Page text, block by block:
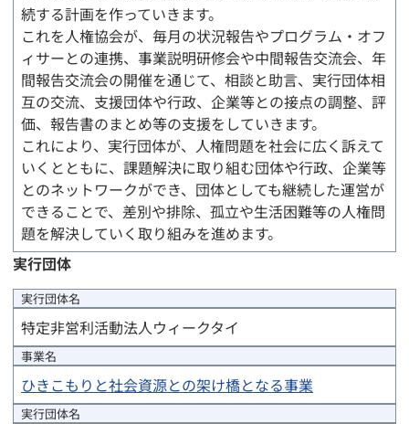
続する計画を作っていきます。
これを人権協会が、毎月の状況報告やプログラム・オフ
ィサーとの連携、事業説明研修会や中間報告交流会、年
間報告交流会の開催を通じて、相談と助言、実行団体相
互の交流、支援団体や行政、企業等との接点の調整、評
価、報告書のまとめ等の支援をしていきます。
これにより、実行団体が、人権問題を社会に広く訴えて
いくとともに、課題解決に取り組む団体や行政、企業等
とのネットワークができ、団体としても継続した運営が
できることで、差別や排除、孤立や生活困難等の人権問
題を解決していく取り組みを進めます。
実行団体
実行団体名
特定非営利活動法人ウィークタイ
事業名
ひきこもりと社会資源との架け橋となる事業
実行団体名